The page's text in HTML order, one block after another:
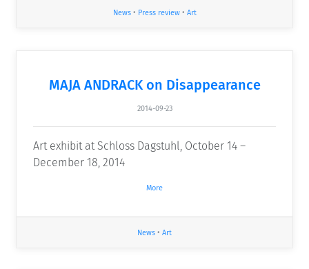
News• Press review• Art
MAJA ANDRACK on Disappearance
2014-09-23
Art exhibit at Schloss Dagstuhl, October 14 –
December 18, 2014
More
News • Art